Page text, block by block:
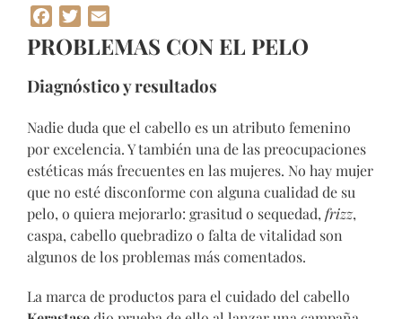
Facebook
Twitter
PROBLEMAS CON EL PELO
Diagnóstico y resultados
Nadie duda que el cabello es un atributo femenino
por excelencia. Y también una de las preocupaciones
estéticas más frecuentes en las mujeres. No hay mujer
que no esté disconforme con alguna cualidad de su
pelo, o quiera mejorarlo: grasitud o sequedad, frizz,
caspa, cabello quebradizo o falta de vitalidad son
algunos de los problemas más comentados.
La marca de productos para el cuidado del cabello